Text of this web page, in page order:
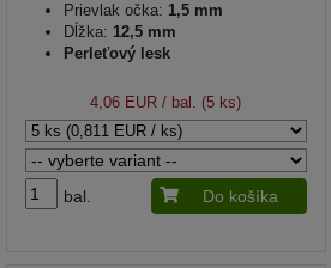
Prievlak očka: 1,5 mm
Dĺžka: 12,5 mm
Perleťový lesk
4,06 EUR / bal. (5 ks)
bal. Do košíka